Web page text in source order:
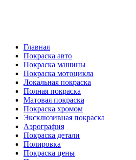
Главная
Покраска авто
Покраска машины
Покраска мотоцикла
Локальная покраска
Полная покраска
Матовая покраска
Покраска хромом
Эксклюзивная покраска
Аэрография
Покраска детали
Полировка
Покраска цены